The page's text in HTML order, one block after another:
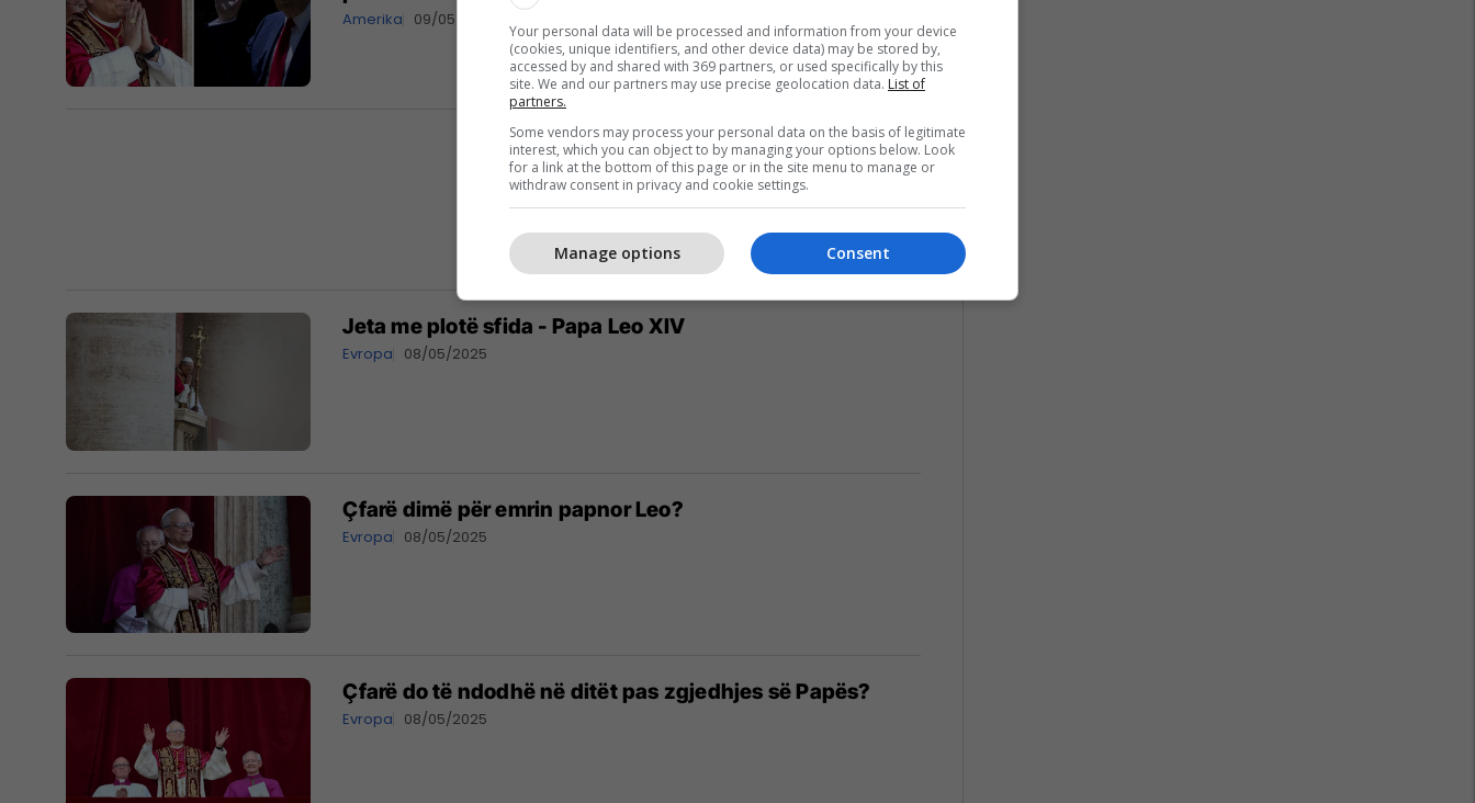
Amerika 09/05/2025
Jeta me plotë sfida - Papa Leo XIV
Evropa 08/05/2025
Çfarë dimë për emrin papnor Leo?
Evropa 08/05/2025
Çfarë do të ndodhë në ditët pas zgjedhjes së Papës?
Evropa 08/05/2025
Your personal data will be processed and information from your device
(cookies, unique identifiers, and other device data) may be stored by,
accessed by and shared with 369 partners, or used specifically by this
site. We and our partners may use precise geolocation data. List of
partners.
Some vendors may process your personal data on the basis of legitimate
interest, which you can object to by managing your options below. Look
for a link at the bottom of this page or in the site menu to manage or
withdraw consent in privacy and cookie settings.
Consent
Manage options